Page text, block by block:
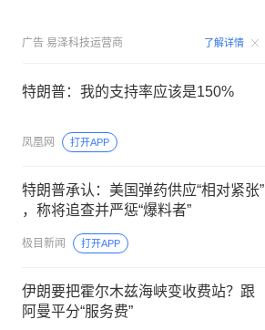
广告 易泽科技运营商 了解详情
特朗普：我的支持率应该是150%
凤凰网 打开APP
特朗普承认：美国弹药供应“相对紧张”
，称将追查并严惩“爆料者”
极目新闻 打开APP
伊朗要把霍尔木兹海峡变收费站？跟
阿曼平分“服务费”